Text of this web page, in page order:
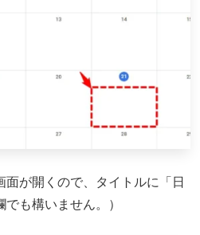
が開くので、タイトルに「日
も構いません。）